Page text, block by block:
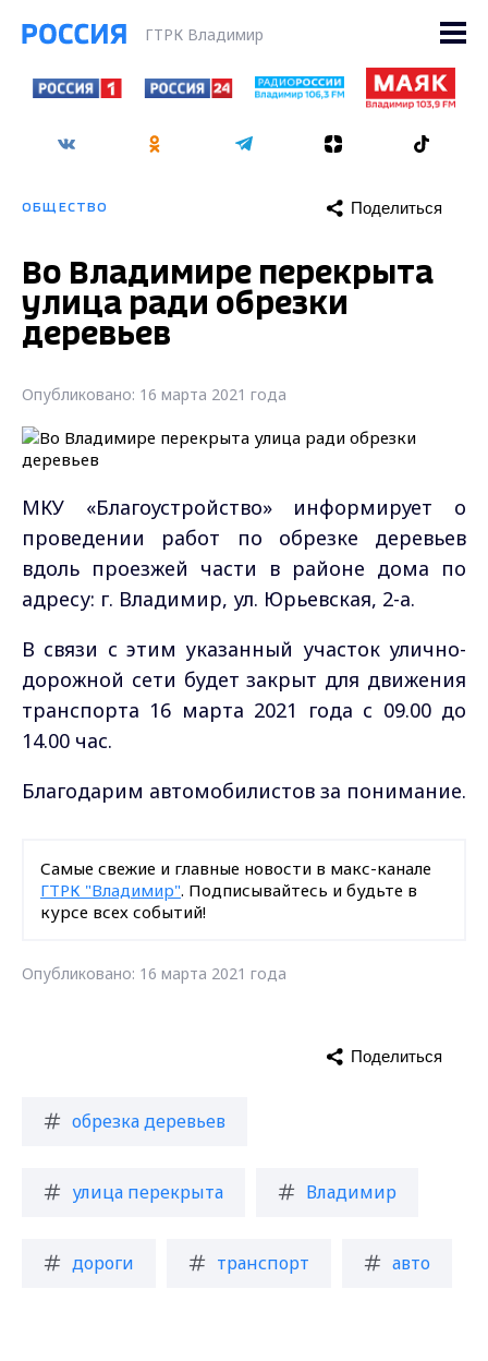
ГТРК Владимир
ОБЩЕСТВО Поделиться
Во Владимире перекрыта
улица ради обрезки
деревьев
Опубликовано: 16 марта 2021 года
МКУ «Благоустройство» информирует о
проведении работ по обрезке деревьев
вдоль проезжей части в районе дома по
адресу: г. Владимир, ул. Юрьевская, 2-а.
В связи с этим указанный участок улично-
дорожной сети будет закрыт для движения
транспорта 16 марта 2021 года с 09.00 до
14.00 час.
Благодарим автомобилистов за понимание.
Самые свежие и главные новости в макс-канале
ГТРК "Владимир". Подписывайтесь и будьте в
курсе всех событий!
Опубликовано: 16 марта 2021 года
обрезка деревьев
улица перекрыта Владимир
дороги транспорт авто
Поделиться